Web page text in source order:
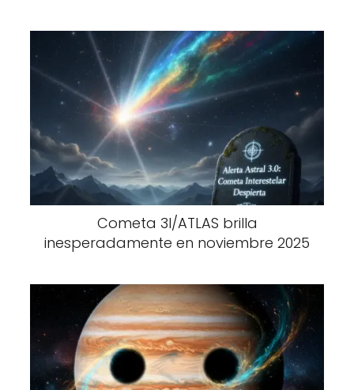
Cometa 3I/ATLAS brilla
inesperadamente en noviembre 2025